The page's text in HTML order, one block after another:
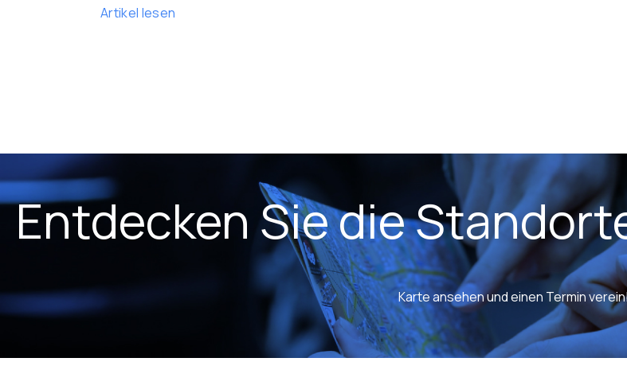
Artikel lesen
Entdecken Sie die
Karte ansehen und einen Termin